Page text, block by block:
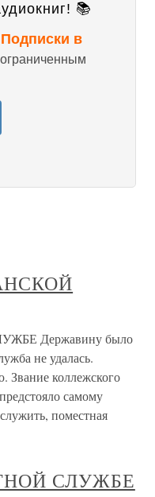
📚
в
Державину было
не удалась.
Звание коллежского
самому
поместная
СЛУЖБЕ